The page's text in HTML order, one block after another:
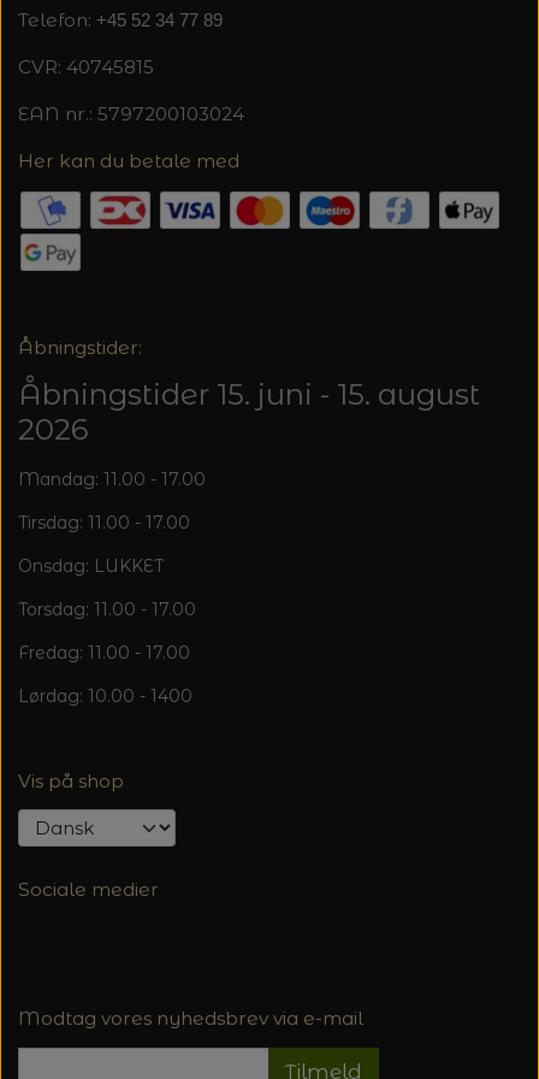
Telefon: +45 52 34 77 89
CVR: 40745815
EAN nr.: 5797200103024
Her kan du betale med
Åbningstider:
Åbningstider 15. juni - 15. august
2026
Mandag: 11.00 - 17.00
Tirsdag: 11.00 - 17.00
Onsdag: LUKKET
Torsdag: 11.00 - 17.00
Fredag: 11.00 - 17.00
Lørdag: 10.00 - 1400
Vis på shop
Sociale medier
Modtag vores nyhedsbrev via e-mail
Tilmeld